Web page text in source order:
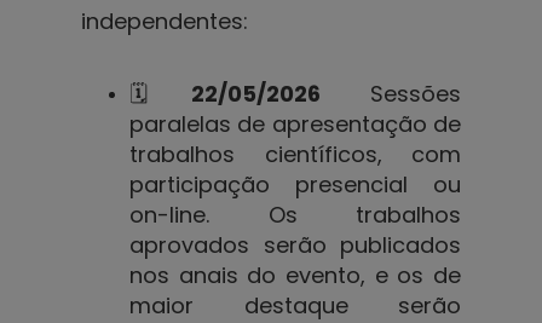
independentes:
🗓️ 22/05/2026 Sessões
paralelas de apresentação de
trabalhos científicos, com
participação presencial ou
on-line. Os trabalhos
aprovados serão publicados
nos anais do evento, e os de
maior destaque serão